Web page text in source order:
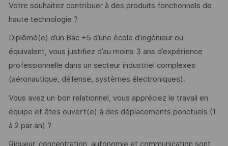
Votre souhaitez contribuer à des produits fonctionnels de
haute technologie ?
Diplômé(e) d’un Bac +5 d’une école d’ingénieur ou
équivalent, vous justifiez d’au moins 3 ans d’expérience
professionnelle dans un secteur industriel complexes
(aéronautique, défense, systèmes électroniques).
Vous avez un bon relationnel, vous appréciez le travail en
équipe et êtes ouvert(e) à des déplacements ponctuels (1
à 2 par an) ?